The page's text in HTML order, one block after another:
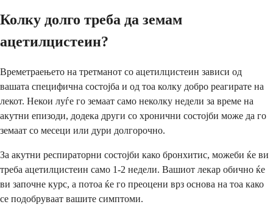
Колку долго треба да земам
ацетилцистеин?
Времетраењето на третманот со ацетилцистеин зависи од
вашата специфична состојба и од тоа колку добро реагирате на
лекот. Некои луѓе го земаат само неколку недели за време на
акутни епизоди, додека други со хронични состојби може да го
земаат со месеци или дури долгорочно.
За акутни респираторни состојби како бронхитис, можеби ќе ви
треба ацетилцистеин само 1-2 недели. Вашиот лекар обично ќе
ви започне курс, а потоа ќе го преоцени врз основа на тоа како
се подобруваат вашите симптоми.